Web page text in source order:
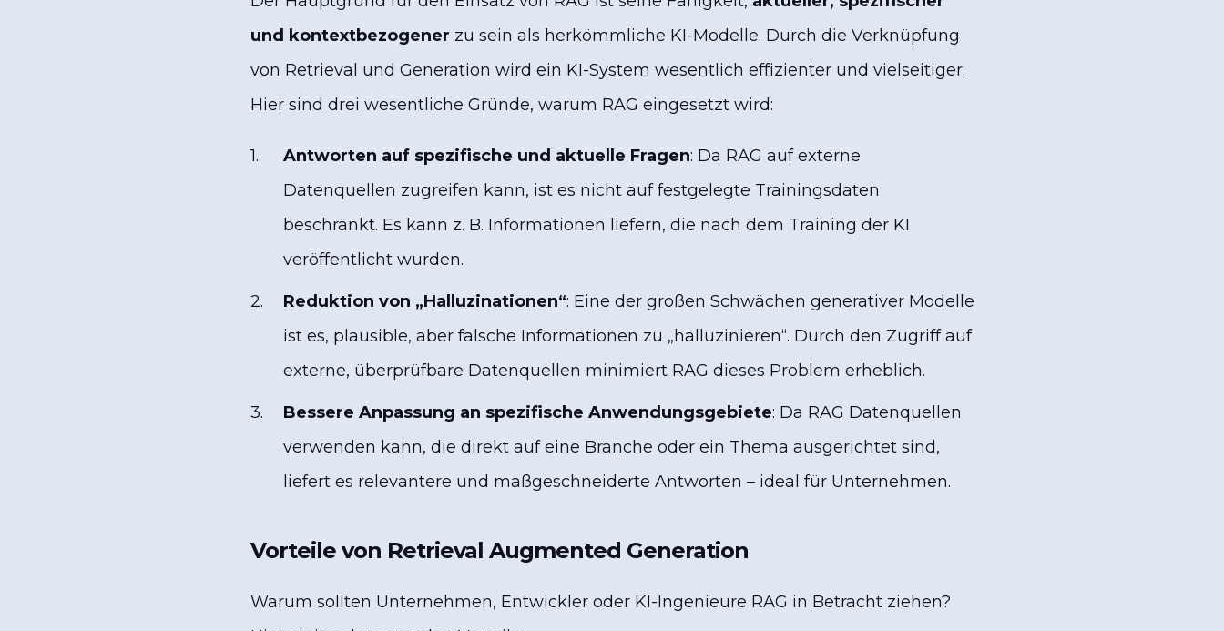
und kontextbezogener zu sein als herkömmliche KI-Modelle. Durch die Verknüpfung
von Retrieval und Generation wird ein KI-System wesentlich effizienter und vielseitiger.
Hier sind drei wesentliche Gründe, warum RAG eingesetzt wird:
Antworten auf spezifische und aktuelle Fragen: Da RAG auf externe
Datenquellen zugreifen kann, ist es nicht auf festgelegte Trainingsdaten
beschränkt. Es kann z. B. Informationen liefern, die nach dem Training der KI
veröffentlicht wurden.
Reduktion von „Halluzinationen“: Eine der großen Schwächen generativer Modelle
ist es, plausible, aber falsche Informationen zu „halluzinieren“. Durch den Zugriff auf
externe, überprüfbare Datenquellen minimiert RAG dieses Problem erheblich.
Bessere Anpassung an spezifische Anwendungsgebiete: Da RAG Datenquellen
verwenden kann, die direkt auf eine Branche oder ein Thema ausgerichtet sind,
liefert es relevantere und maßgeschneiderte Antworten – ideal für Unternehmen.
Vorteile von Retrieval Augmented Generation
Warum sollten Unternehmen, Entwickler oder KI-Ingenieure RAG in Betracht ziehen?